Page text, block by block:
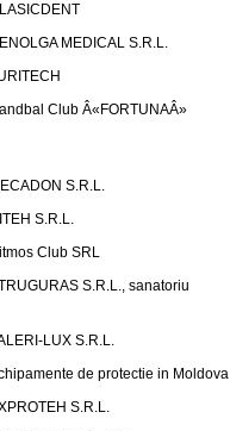
MEDICAL S.R.L.
Club Â«FORTUNAÂ»
S.R.L.
S.R.L.
Club SRL
S.R.L., sanatoriu
LUX S.R.L.
de protectie in Moldova
S.R.L.